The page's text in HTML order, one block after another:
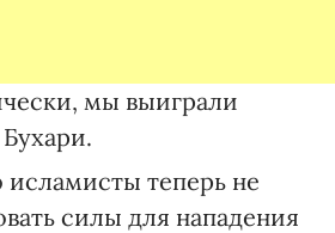
мы выиграли
исламисты теперь не
силы для нападения